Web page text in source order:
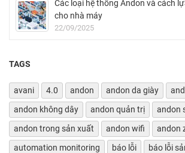
Các loại hệ thống Andon và cách
cho nhà máy
22/09/2025
TAGS
avani 4.0 andon andon da giày
andon không dây
andon quản trị
andon
andon trong sản xuất
andon wifi
andon
automation monitoring
báo lỗi
báo lỗi